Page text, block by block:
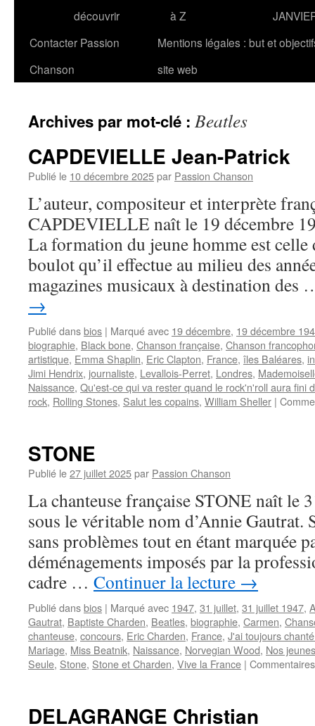
découvrir
à Z
Contacter Passion
Chanson
Mentions légales : but et
site web
Archives par mot-clé : Beatles
CAPDEVIELLE Jean-Patrick
Publié le 10 décembre 2025par Passion Chanson
L’auteur, compositeur et interprète
CAPDEVIELLE naît le 19 décembre
La formation du jeune homme est celle
boulot qu’il effectue au milieu des
magazines musicaux à destination
→
Publié dansbios | Marqué avec 19 décembre, 19 décembre
biographie, Black bone, Chanson française, Chanson
artistique, Emma Shaplin, Eric Clapton, France, îles Baléares,
Jimi Hendrix, journaliste, Levallois-Perret, Londres,
Naissance, Qu'est-ce qui va rester quand le rock'n'roll aura fini
rock, Rolling Stones, Salut les copains, William Sheller |
STONE
Publié le27 juillet 2025par Passion Chanson
La chanteuse française STONE naît le
sous le véritable nom d’Annie Gautrat.
sans problèmes tout en étant marquée
déménagements imposés par la
cadre … Continuer la lecture →
Publié dansbios | Marqué avec 1947, 31 juillet, 31 juillet 1947,
Gautrat, Baptiste Charden, Beatles, biographie, Carmen,
chanteuse, concours, Eric Charden, France, J'ai toujours
Mariage, Miss Beatnik, Naissance, Norvegian Wood, Nos
Seule, Stone, Stone et Charden, Vive la France |
DELAGRANGE Christian